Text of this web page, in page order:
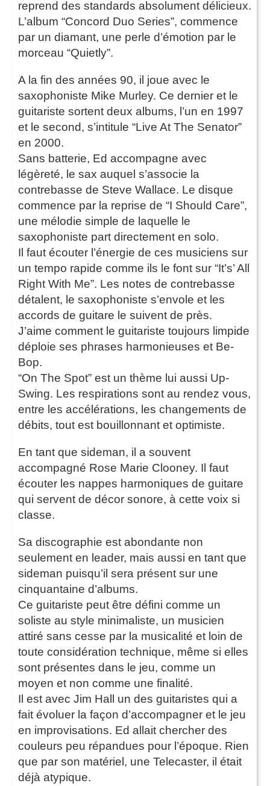
reprend des standards absolument délicieux.
L’album “Concord Duo Series”, commence
par un diamant, une perle d’émotion par le
morceau “Quietly”.
A la fin des années 90, il joue avec le
saxophoniste Mike Murley. Ce dernier et le
guitariste sortent deux albums, l’un en 1997
et le second, s’intitule “Live At The Senator”
en 2000.
Sans batterie, Ed accompagne avec
légèreté, le sax auquel s’associe la
contrebasse de Steve Wallace. Le disque
commence par la reprise de “I Should Care”,
une mélodie simple de laquelle le
saxophoniste part directement en solo.
Il faut écouter l’énergie de ces musiciens sur
un tempo rapide comme ils le font sur “It’s’ All
Right With Me”. Les notes de contrebasse
détalent, le saxophoniste s’envole et les
accords de guitare le suivent de près.
J’aime comment le guitariste toujours limpide
déploie ses phrases harmonieuses et Be-
Bop.
“On The Spot” est un thème lui aussi Up-
Swing. Les respirations sont au rendez vous,
entre les accélérations, les changements de
débits, tout est bouillonnant et optimiste.
En tant que sideman, il a souvent
accompagné Rose Marie Clooney. Il faut
écouter les nappes harmoniques de guitare
qui servent de décor sonore, à cette voix si
classe.
Sa discographie est abondante non
seulement en leader, mais aussi en tant que
sideman puisqu’il sera présent sur une
cinquantaine d’albums.
Ce guitariste peut être défini comme un
soliste au style minimaliste, un musicien
attiré sans cesse par la musicalité et loin de
toute considération technique, même si elles
sont présentes dans le jeu, comme un
moyen et non comme une finalité.
Il est avec Jim Hall un des guitaristes qui a
fait évoluer la façon d’accompagner et le jeu
en improvisations. Ed allait chercher des
couleurs peu répandues pour l’époque. Rien
que par son matériel, une Telecaster, il était
déjà atypique.